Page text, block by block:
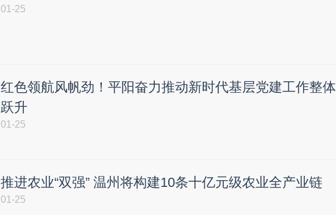
01-25
红色领航风帆劲！平阳奋力推动新时代基层党建工作整体
跃升
01-25
推进农业“双强” 温州将构建10条十亿元级农业全产业链
01-25